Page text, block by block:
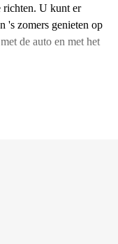
richten. U kunt er
's zomers genieten op
de auto en met het